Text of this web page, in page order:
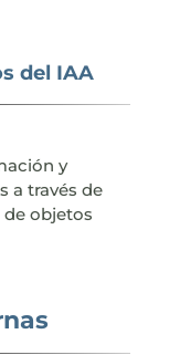
del IAA
y
a través de
objetos